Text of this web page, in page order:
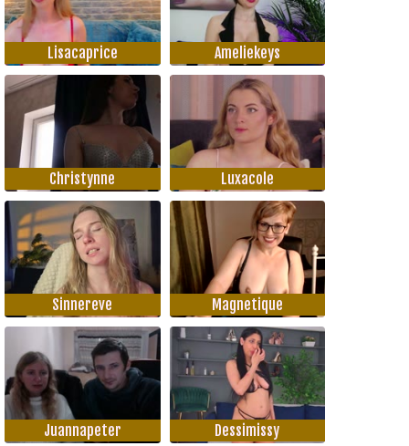
Lisacaprice Ameliekeys
Christynne Luxacole
Sinnereve Magnetique
Juannapeter Dessimissy